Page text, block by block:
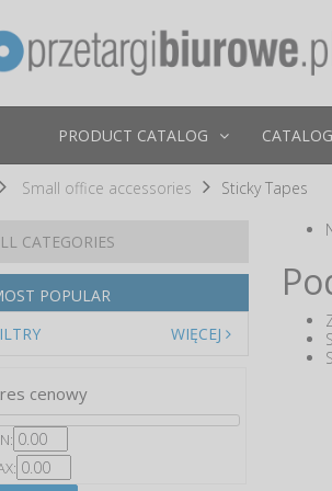
PRODUCT CATALOG
Small office accessories Sticky Tapes
ALL CATEGORIES
MOST POPULAR
WIĘCEJ
cenowy